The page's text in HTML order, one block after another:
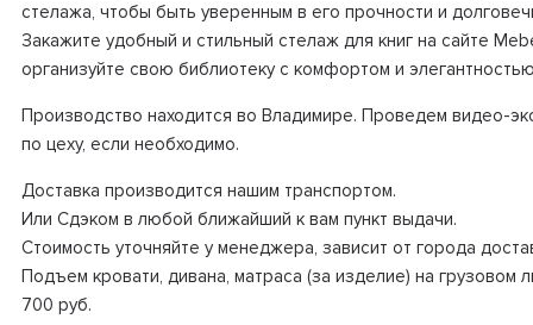
стелажа, чтобы быть уверенным в его прочности и
Закажите удобный и стильный стелаж для книг на сайте
организуйте свою библиотеку с комфортом и
Производство находится во Владимире. Проведем видео-
по цеху, если необходимо.
Доставка производится нашим транспортом.
Или Сдэком в любой ближайший к вам пункт выдачи.
Стоимость уточняйте у менеджера, зависит от города
Подъем кровати, дивана, матраса (за изделие) на грузовом
700 руб.